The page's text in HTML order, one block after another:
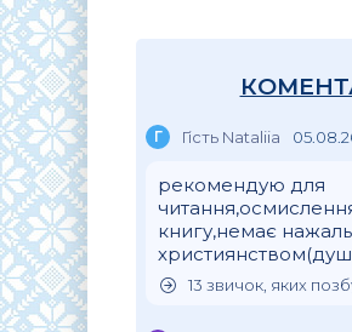
Г Гість Nataliia
рекомендую для
книгу,немає нажаль
13 звичок, яких